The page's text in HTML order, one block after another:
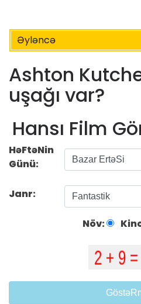
Əyləncə
Ashton
uşağı var?
Hansı Film
HəFtəNin
Günü:
Janr:
Növ: